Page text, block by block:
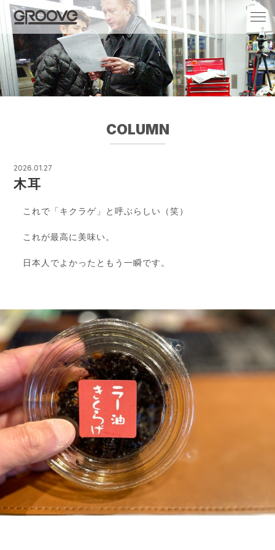
Groove 自転車 カフェ 輸入車・国産車のチ
ューニング/販売
COLUMN
2026.01.27
木耳
これで「キクラゲ」と呼ぶらしい（笑）
これが最高に美味い。
日本人でよかったともう一瞬です。